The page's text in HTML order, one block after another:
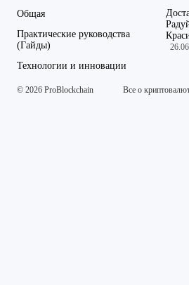
Общая
Практические руководства
(Гайды)
Технологии и инновации
© 2026 ProBlockchain Все о